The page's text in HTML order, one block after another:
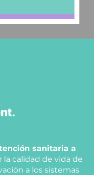
sanitaria a
la calidad de vida de
a los sistemas